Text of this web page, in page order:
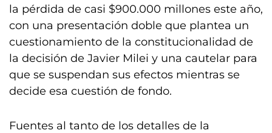
la pérdida de casi $900.000 millones este año,
con una presentación doble que plantea un
cuestionamiento de la constitucionalidad de
la decisión de Javier Milei y una cautelar para
que se suspendan sus efectos mientras se
decide esa cuestión de fondo.
Fuentes al tanto de los detalles de la